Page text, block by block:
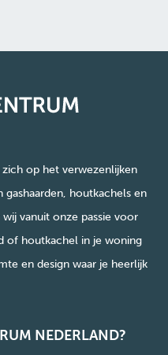
op het verwezenlijken
houtkachels en
vanuit onze passie voor
of houtkachel in je woning
en design waar je heerlijk
NEDERLAND?